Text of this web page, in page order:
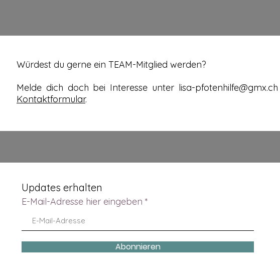
Würdest du gerne ein TEAM-Mitglied werden?
Melde dich doch bei Interesse unter lisa-
Kontaktformular.
Updates erhalten
E-Mail-Adresse hier eingeben
Abonnieren